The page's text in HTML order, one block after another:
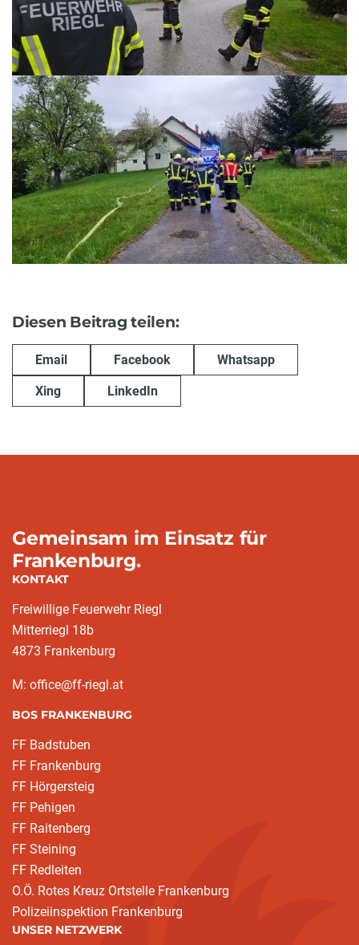
Diesen Beitrag teilen:
Email Facebook Whatsapp
Xing LinkedIn
Gemeinsam im Einsatz für
Frankenburg.
KONTAKT
Freiwillige Feuerwehr Riegl
Mitterriegl 18b
4873 Frankenburg
M: office@ff-riegl.at
BOS FRANKENBURG
FF Badstuben
FF Frankenburg
FF Hörgersteig
FF Pehigen
FF Raitenberg
FF Steining
FF Redleiten
O.Ö. Rotes Kreuz Ortstelle Frankenburg
Polizeiinspektion Frankenburg
UNSER NETZWERK